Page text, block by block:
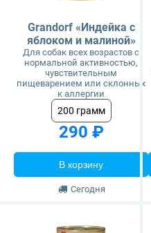
Grandorf «Индейка с
яблоком и малиной»
Для собак всех возрастов с
нормальной активностью,
чувствительным
пищеварением или склонных
к аллергии
200 грамм
290 ₽
В корзину
Сегодня